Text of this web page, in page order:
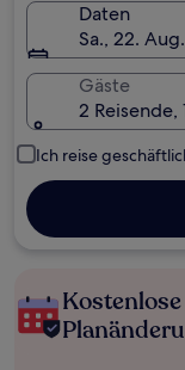
Daten
Sa., 22.
Gäste
2 Reisende,
Ich reise